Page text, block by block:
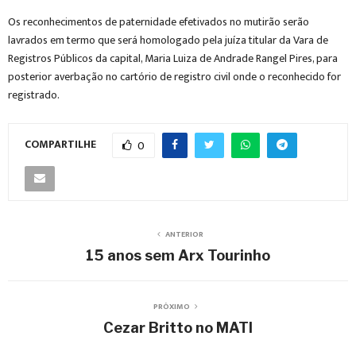
Os reconhecimentos de paternidade efetivados no mutirão serão
lavrados em termo que será homologado pela juíza titular da Vara de
Registros Públicos da capital, Maria Luiza de Andrade Rangel Pires, para
posterior averbação no cartório de registro civil onde o reconhecido for
registrado.
COMPARTILHE 0
ANTERIOR
15 anos sem Arx Tourinho
PRÓXIMO
Cezar Britto no MATI